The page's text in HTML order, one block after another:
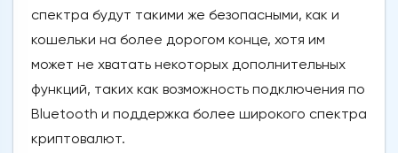
спектра будут такими же безопасными, как и
кошельки на более дорогом конце, хотя им
может не хватать некоторых дополнительных
функций, таких как возможность подключения по
Bluetooth и поддержка более широкого спектра
криптовалют.